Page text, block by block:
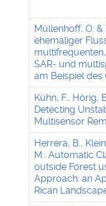
Müllenhoff, O. &
ehemaliger
SAR- und
am Beispiel
Kühn, F., Hörig,
Detecting
Multisensor
Herrera, B.,
M.: Automatic
outside Forest
Approach: an
Rican